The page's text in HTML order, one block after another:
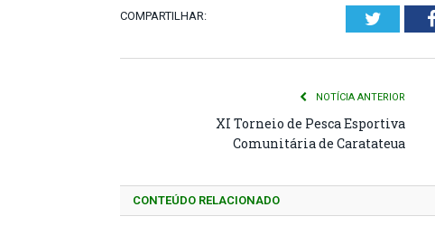
COMPARTILHAR: Twitter
NOTÍCIA ANTERIOR
XI Torneio de Pesca Esportiva
Comunitária de Caratateua
CONTEÚDO RELACIONADO